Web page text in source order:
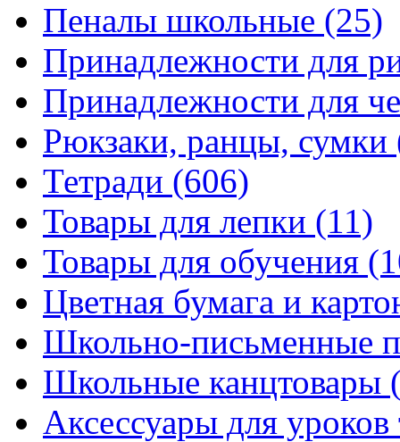
Пеналы школьные (25)
Принадлежности для
Принадлежности для
Рюкзаки, ранцы, сумки
Тетради (606)
Товары для лепки (11)
Товары для обучения
Цветная бумага и
Школьно-письменные
Школьные канцтовары
Аксессуары для уроков